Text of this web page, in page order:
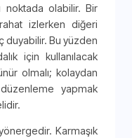
noktada olabilir. Bir
izlerken diğeri
duyabilir. Bu yüzden
için kullanılacak
olmalı; kolaydan
yapmak
Karmaşık